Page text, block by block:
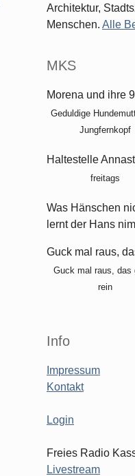
Architektur,
Menschen. Alle
MKS
Morena und ihre
Geduldige
Jungfernkopf
Haltestelle
freitags
Was Hänschen
lernt der Hans
Guck mal raus,
Guck mal raus, das
rein
Info
Impressum
Kontakt
Login
Freies Radio
Livestream